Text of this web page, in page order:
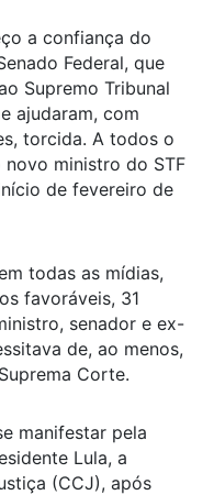
a confiança do
Federal, que
Supremo Tribunal
ajudaram, com
torcida. A todos o
novo ministro do STF
de fevereiro de
todas as mídias,
favoráveis, 31
senador e ex-
de, ao menos,
Corte.
manifestar pela
Lula, a
(CCJ), após